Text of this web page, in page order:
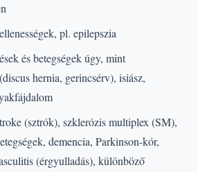
pl. epilepszia
és betegségek úgy, mint
hernia, gerincsérv), isiász,
(sztrók), szklerózis multiplex (SM),
demencia, Parkinson-kór,
(érgyulladás), különböző